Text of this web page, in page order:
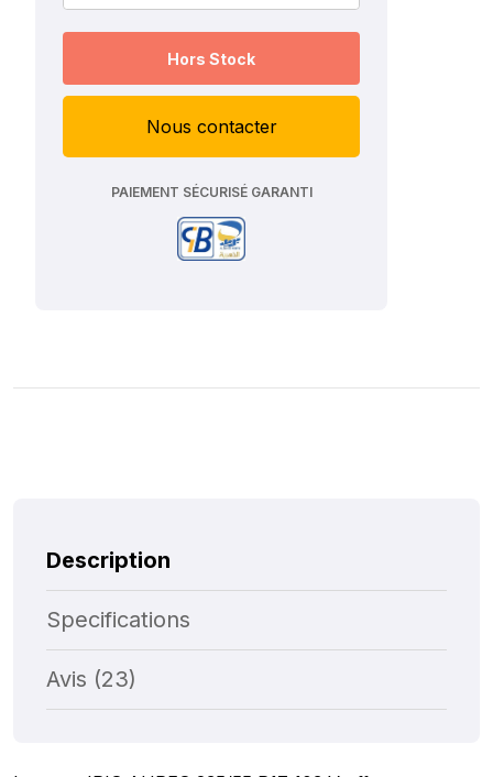
Hors Stock
Nous contacter
PAIEMENT SÉCURISÉ GARANTI
Description
Specifications
Avis (23)